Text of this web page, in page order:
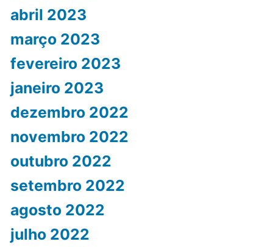
abril 2023
março 2023
fevereiro 2023
janeiro 2023
dezembro 2022
novembro 2022
outubro 2022
setembro 2022
agosto 2022
julho 2022